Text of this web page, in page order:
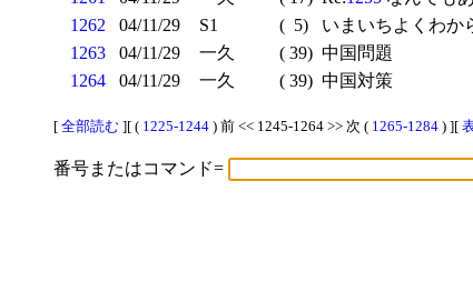
1262
04/11/29 S1 ( 5) いまいちよくわか
1263
04/11/29 一久 ( 39) 中国問題
1264
04/11/29 一久 ( 39) 中国対策
[ 全部読む ][ ( 1225-1244 ) 前 << 1245-1264 >> 次 ( 1265-1284 ) ][
番号またはコマンド=